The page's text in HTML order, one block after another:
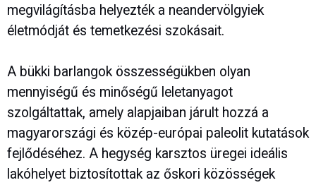
megvilágításba helyezték a neandervölgyiek
életmódját és temetkezési szokásait.
A bükki barlangok összességükben olyan
mennyiségű és minőségű leletanyagot
szolgáltattak, amely alapjaiban járult hozzá a
magyarországi és közép-európai paleolit kutatások
fejlődéséhez. A hegység karsztos üregei ideális
lakóhelyet biztosítottak az őskori közösségek